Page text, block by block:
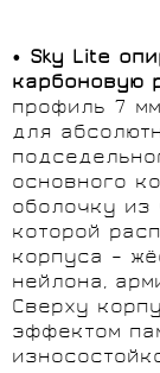
• Sky Lite
карбоновую
профиль 7
для
основного
оболочку из
которой
корпуса –
нейлона,
Сверху
эффектом